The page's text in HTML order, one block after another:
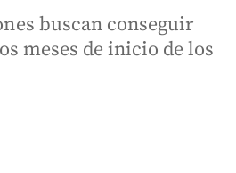
buscan conseguir
meses de inicio de los